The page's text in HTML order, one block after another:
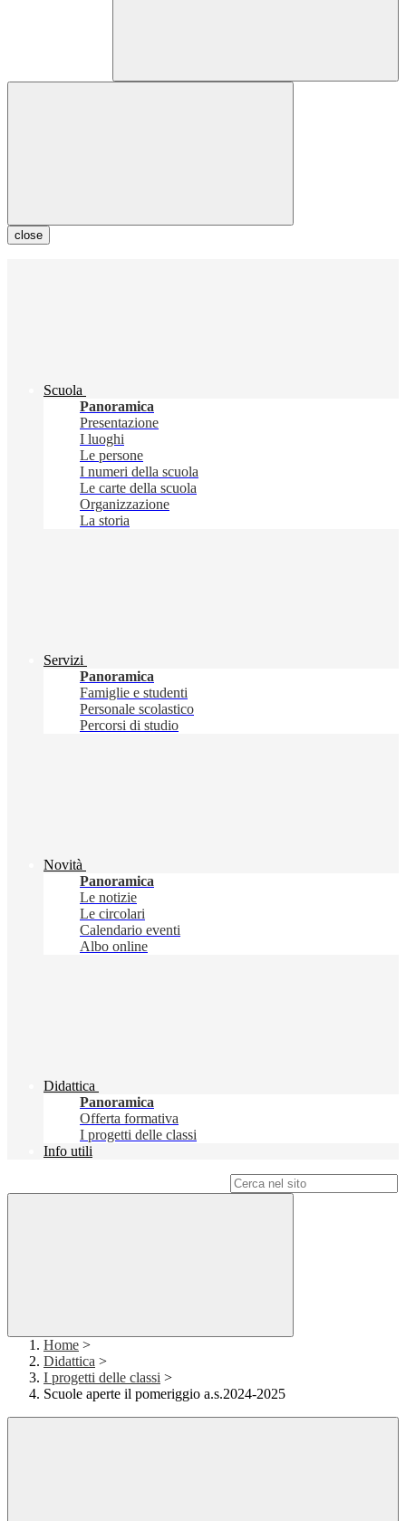
close
Scuola
Panoramica
Presentazione
I luoghi
Le persone
I numeri della scuola
Le carte della scuola
Organizzazione
La storia
Servizi
Panoramica
Famiglie e studenti
Personale scolastico
Percorsi di studio
Novità
Panoramica
Le notizie
Le circolari
Calendario eventi
Albo online
Didattica
Panoramica
Offerta formativa
I progetti delle classi
Info utili
Home >
Didattica >
I progetti delle classi >
Scuole aperte il pomeriggio a.s.2024-2025